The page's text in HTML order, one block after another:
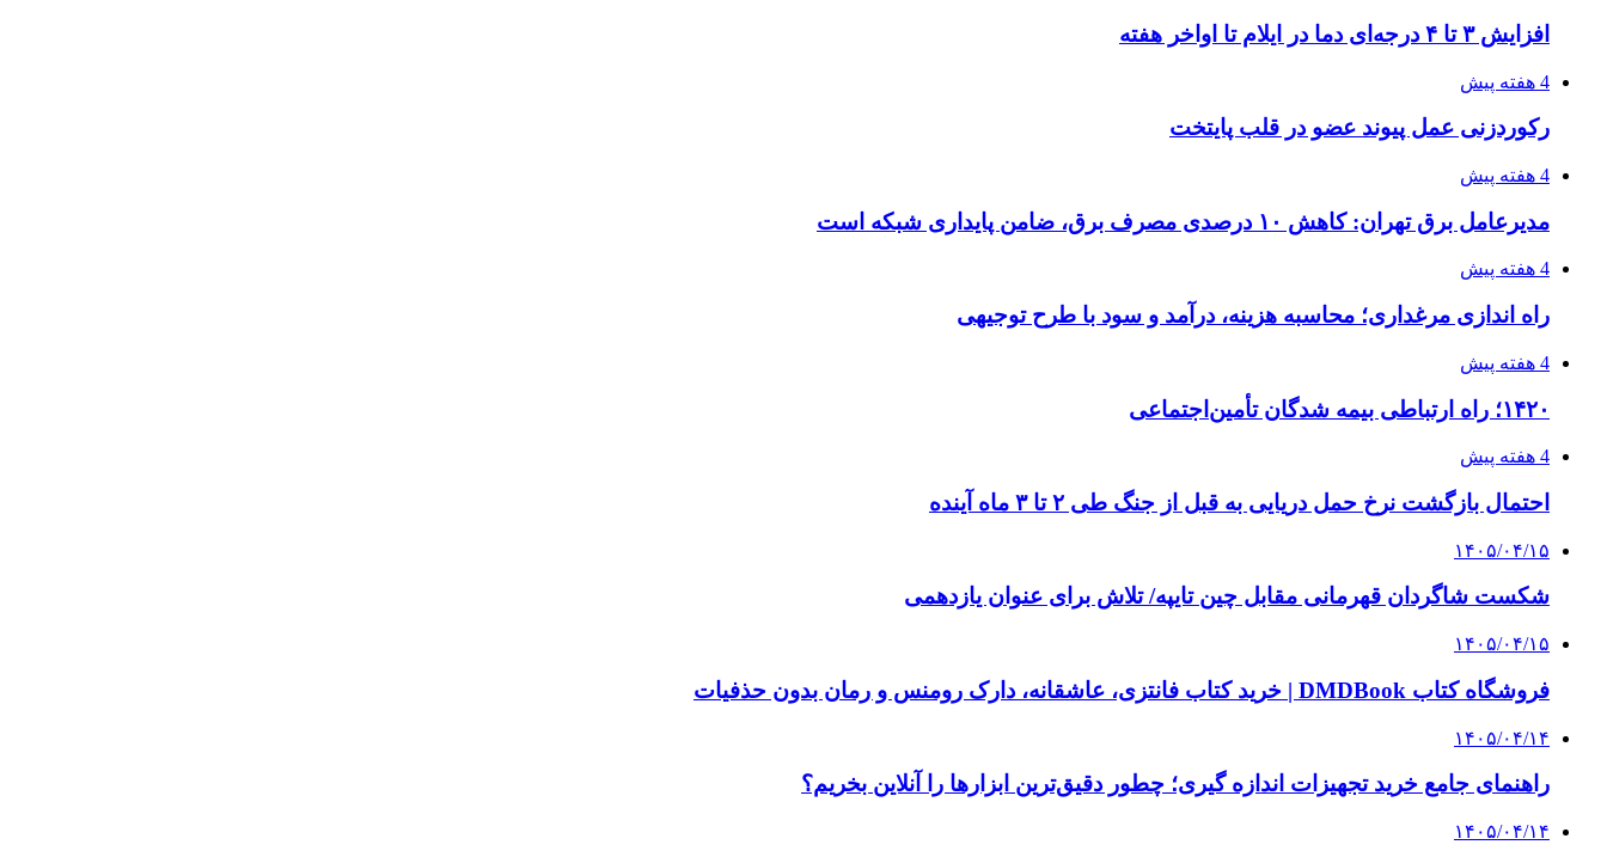
افزایش ۳ تا ۴ درجه‌ای دما در ایلام تا اواخر هفته
4 هفته پیش
رکوردزنی عمل پیوند عضو در قلب پایتخت
4 هفته پیش
مدیرعامل برق تهران: کاهش ۱۰ درصدی مصرف برق، ضامن پایداری شبکه است
4 هفته پیش
راه اندازی مرغداری؛ محاسبه هزینه، درآمد و سود با طرح توجیهی
4 هفته پیش
۱۴۲۰؛ راه ارتباطی بیمه شدگان تأمین‌اجتماعی
4 هفته پیش
احتمال بازگشت نرخ حمل دریایی به قبل از جنگ طی ۲ تا ۳ ماه آینده
۱۴۰۵/۰۴/۱۵
شکست شاگردان قهرمانی مقابل چین تایپه/ تلاش برای عنوان یازدهمی
۱۴۰۵/۰۴/۱۵
فروشگاه کتاب DMDBook | خرید کتاب فانتزی، عاشقانه، دارک رومنس و رمان بدون حذفیات
۱۴۰۵/۰۴/۱۴
راهنمای جامع خرید تجهیزات اندازه گیری؛ چطور دقیق‌ترین ابزارها را آنلاین بخریم؟
۱۴۰۵/۰۴/۱۴